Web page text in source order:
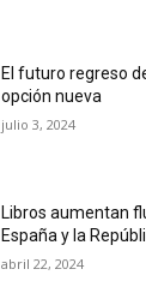
El futuro regreso
opción nueva
julio 3, 2024
Libros aumentan
España y la
abril 22, 2024